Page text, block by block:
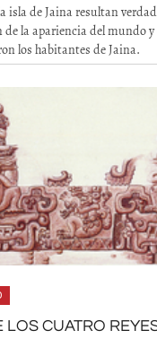
isla de Jaina resultan
de la apariencia del mundo
los habitantes de Jaina.
LOS CUATRO